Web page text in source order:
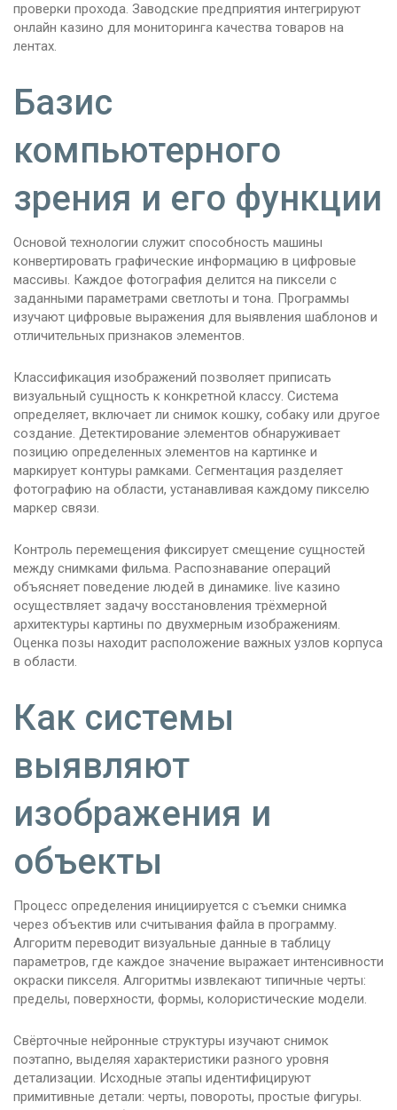
проверки прохода. Заводские предприятия интегрируют
онлайн казино для мониторинга качества товаров на
лентах.
Базис
компьютерного
зрения и его функции
Основой технологии служит способность машины
конвертировать графические информацию в цифровые
массивы. Каждое фотография делится на пиксели с
заданными параметрами светлоты и тона. Программы
изучают цифровые выражения для выявления шаблонов и
отличительных признаков элементов.
Классификация изображений позволяет приписать
визуальный сущность к конкретной классу. Система
определяет, включает ли снимок кошку, собаку или другое
создание. Детектирование элементов обнаруживает
позицию определенных элементов на картинке и
маркирует контуры рамками. Сегментация разделяет
фотографию на области, устанавливая каждому пикселю
маркер связи.
Контроль перемещения фиксирует смещение сущностей
между снимками фильма. Распознавание операций
объясняет поведение людей в динамике. live казино
осуществляет задачу восстановления трёхмерной
архитектуры картины по двухмерным изображениям.
Оценка позы находит расположение важных узлов корпуса
в области.
Как системы
выявляют
изображения и
объекты
Процесс определения инициируется с съемки снимка
через объектив или считывания файла в программу.
Алгоритм переводит визуальные данные в таблицу
параметров, где каждое значение выражает интенсивности
окраски пикселя. Алгоритмы извлекают типичные черты:
пределы, поверхности, формы, колористические модели.
Свёрточные нейронные структуры изучают снимок
поэтапно, выделяя характеристики разного уровня
детализации. Исходные этапы идентифицируют
примитивные детали: черты, повороты, простые фигуры.